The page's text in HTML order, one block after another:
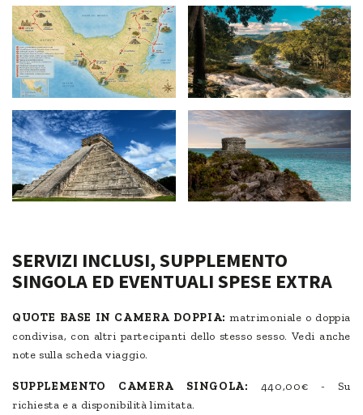
SERVIZI INCLUSI, SUPPLEMENTO
SINGOLA ED EVENTUALI SPESE EXTRA
QUOTE BASE IN CAMERA DOPPIA: matrimoniale o doppia
condivisa, con altri partecipanti dello stesso sesso. Vedi anche
note sulla scheda viaggio.
SUPPLEMENTO CAMERA SINGOLA: 440,00€ - Su
richiesta e a disponibilità limitata.